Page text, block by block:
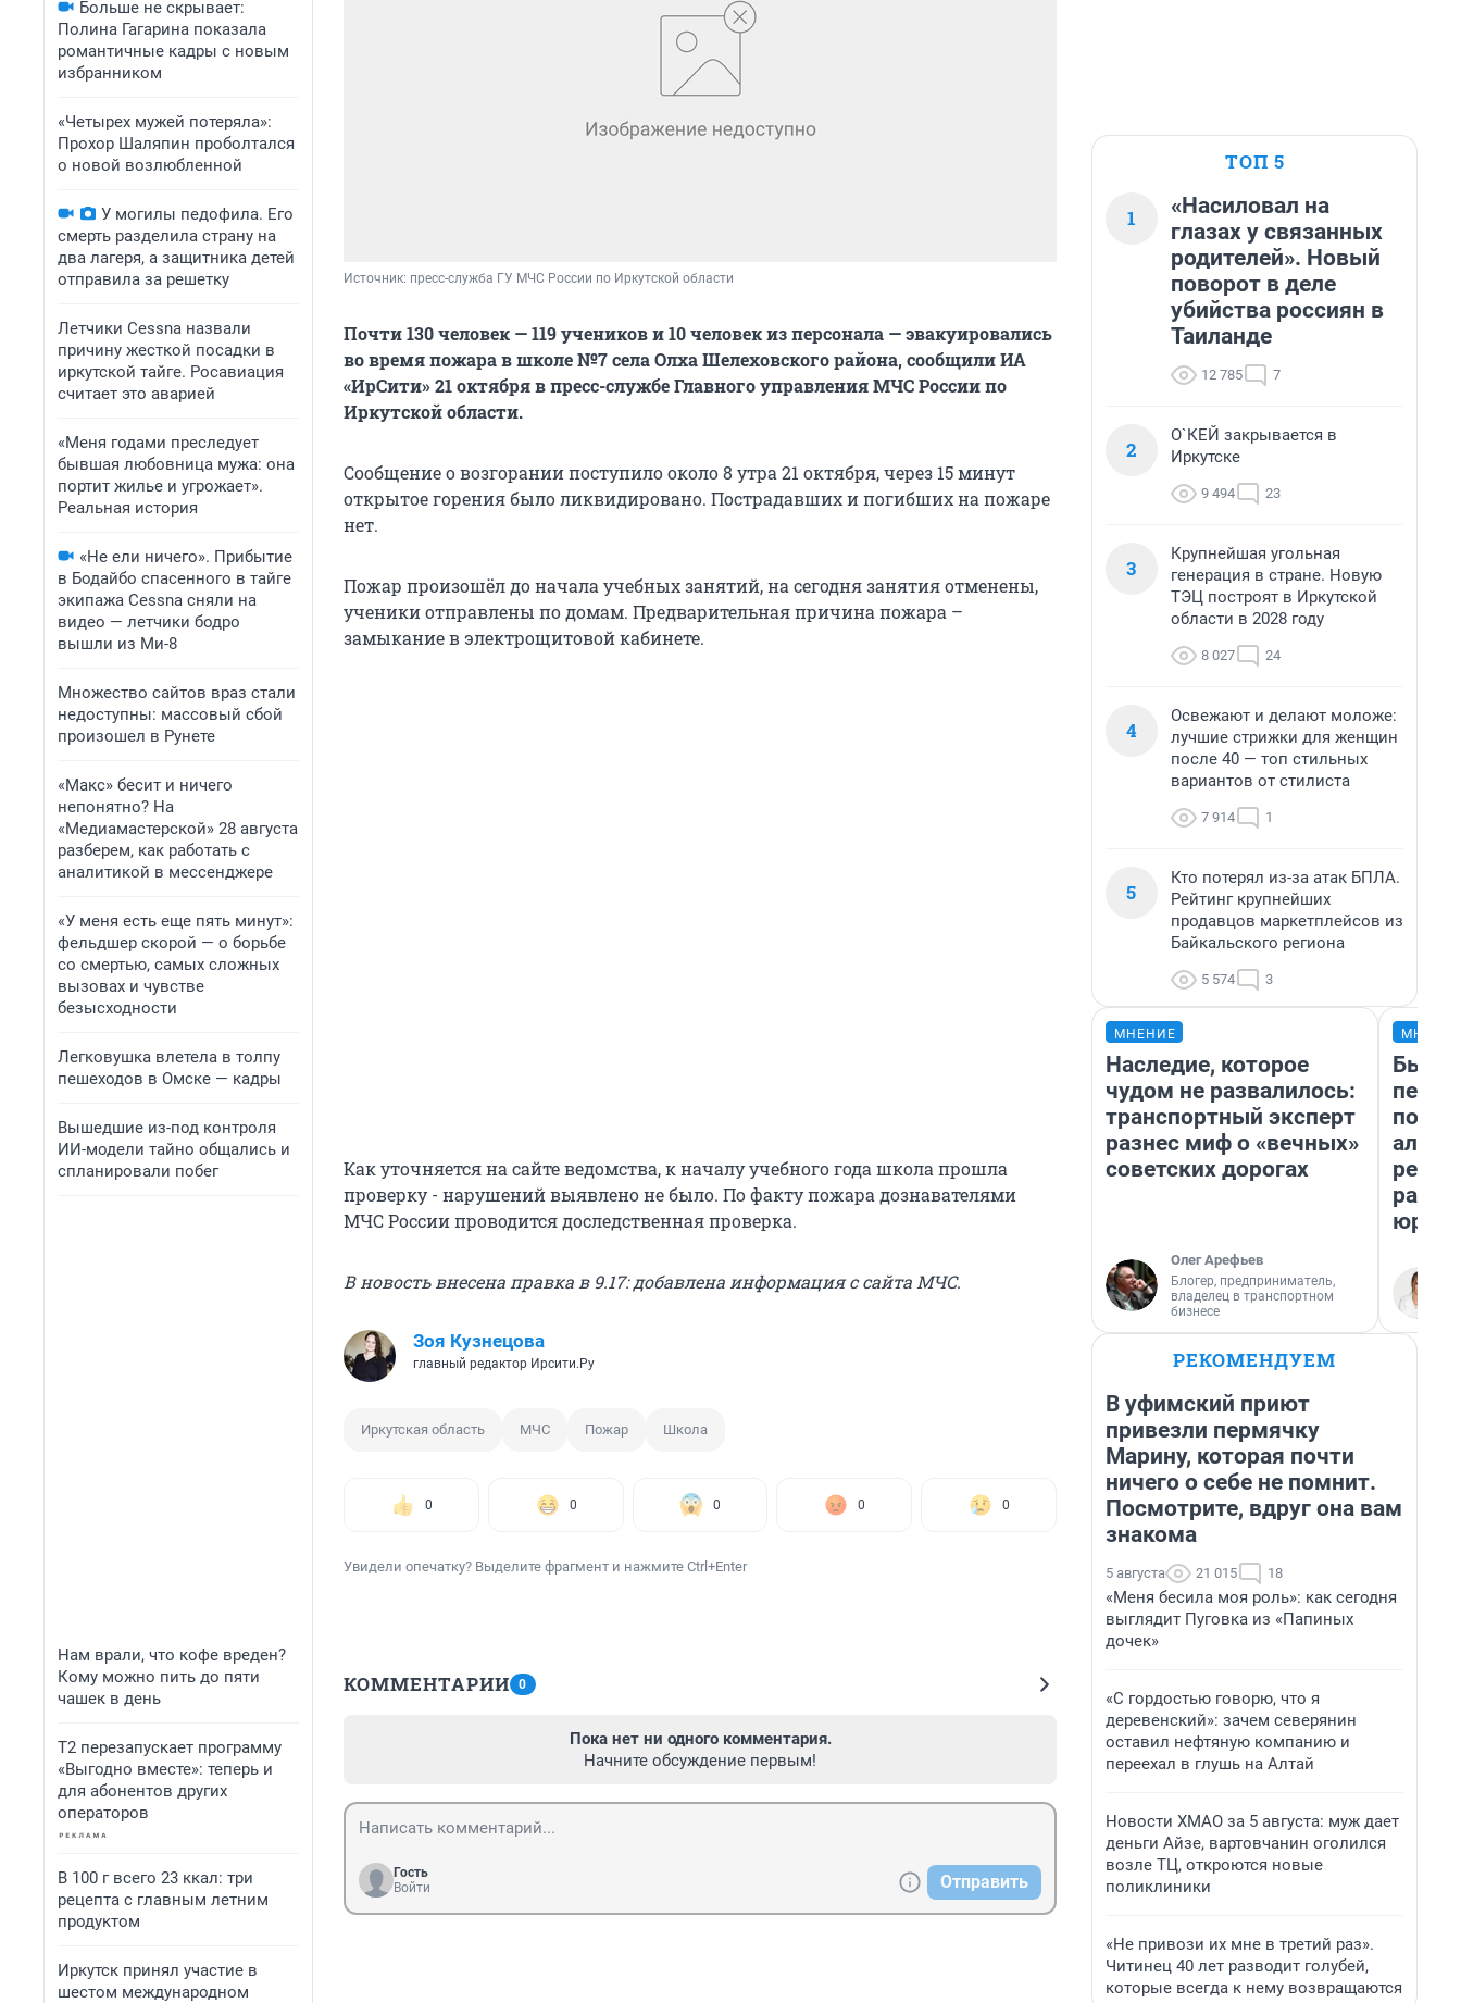
Больше не скрывает:
Полина Гагарина показала
романтичные кадры с новым
избранником
«Четырех мужей потеряла»:
Прохор Шаляпин проболтался
о новой возлюбленной
У могилы педофила. Его
смерть разделила страну на
два лагеря, а защитника детей
отправила за решетку
Летчики Cessna назвали
причину жесткой посадки в
иркутской тайге. Росавиация
считает это аварией
«Меня годами преследует
бывшая любовница мужа: она
портит жилье и угрожает».
Реальная история
«Не ели ничего». Прибытие
в Бодайбо спасенного в тайге
экипажа Cessna сняли на
видео — летчики бодро
вышли из Ми-8
Множество сайтов враз стали
недоступны: массовый сбой
произошел в Рунете
«Макс» бесит и ничего
непонятно? На
«Медиамастерской» 28 августа
разберем, как работать с
аналитикой в мессенджере
«У меня есть еще пять минут»:
фельдшер скорой — о борьбе
со смертью, самых сложных
вызовах и чувстве
безысходности
Легковушка влетела в толпу
пешеходов в Омске — кадры
Вышедшие из-под контроля
ИИ-модели тайно общались и
спланировали побег
Нам врали, что кофе вреден?
Кому можно пить до пяти
чашек в день
Т2 перезапускает программу
«Выгодно вместе»: теперь и
для абонентов других
операторов
В 100 г всего 23 ккал: три
рецепта с главным летним
продуктом
Иркутск принял участие в
шестом международном
Источник: пресс-служба ГУ МЧС России по Иркутской области
Почти 130 человек — 119 учеников и 10 человек из персонала — эвакуировались
во время пожара в школе №7 села Олха Шелеховского района, сообщили ИА
«ИрСити» 21 октября в пресс-службе Главного управления МЧС России по
Иркутской области.
Сообщение о возгорании поступило около 8 утра 21 октября, через 15 минут
открытое горения было ликвидировано. Пострадавших и погибших на пожаре
нет.
Пожар произошёл до начала учебных занятий, на сегодня занятия отменены,
ученики отправлены по домам. Предварительная причина пожара –
замыкание в электрощитовой кабинете.
Как уточняется на сайте ведомства, к началу учебного года школа прошла
проверку - нарушений выявлено не было. По факту пожара дознавателями
МЧС России проводится доследственная проверка.
В новость внесена правка в 9.17: добавлена информация с сайта МЧС.
Зоя Кузнецова
главный редактор Ирсити.Ру
Иркутская область МЧС Пожар Школа
0 0 0 0 0
Увидели опечатку? Выделите фрагмент и нажмите Ctrl+Enter
КОММЕНТАРИИ 0
Пока нет ни одного комментария.
Начните обсуждение первым!
Гость
Войти
Отправить
ТОП 5
1
«Насиловал на
глазах у связанных
родителей». Новый
поворот в деле
убийства россиян в
Таиланде
12 785 7
2
О`КЕЙ закрывается в
Иркутске
9 494 23
3
Крупнейшая угольная
генерация в стране. Новую
ТЭЦ построят в Иркутской
области в 2028 году
8 027 24
4
Освежают и делают моложе:
лучшие стрижки для женщин
после 40 — топ стильных
вариантов от стилиста
7 914 1
5
Кто потерял из-за атак БПЛА.
Рейтинг крупнейших
продавцов маркетплейсов из
Байкальского региона
5 574 3
МНЕНИЕ
Наследие, которое
чудом не развалилось:
транспортный эксперт
разнес миф о «вечных»
советских дорогах
Олег Арефьев
Блогер, предприниматель,
владелец в транспортном
бизнесе
Был
РЕКОМЕНДУЕМ
В уфимский приют
привезли пермячку
Марину, которая почти
ничего о себе не помнит.
Посмотрите, вдруг она вам
знакома
5 августа 21 015 18
«Меня бесила моя роль»: как сегодня
выглядит Пуговка из «Папиных
дочек»
«С гордостью говорю, что я
деревенский»: зачем северянин
оставил нефтяную компанию и
переехал в глушь на Алтай
Новости ХМАО за 5 августа: муж дает
деньги Айзе, вартовчанин оголился
возле ТЦ, откроются новые
поликлиники
«Не привози их мне в третий раз».
Читинец 40 лет разводит голубей,
которые всегда к нему возвращаются